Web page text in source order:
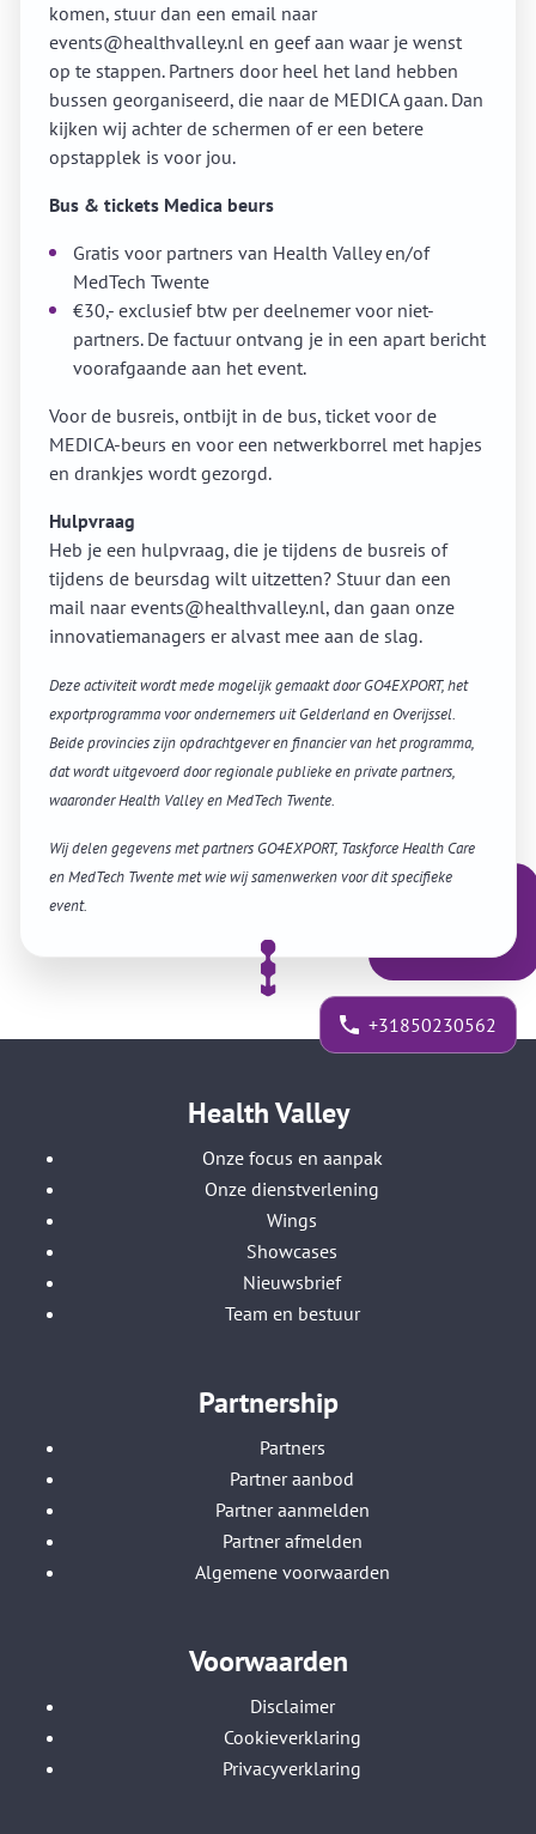
komen, stuur dan een email naar
events@healthvalley.nl en geef aan waar je wenst
op te stappen. Partners door heel het land hebben
bussen georganiseerd, die naar de MEDICA gaan. Dan
kijken wij achter de schermen of er een betere
opstapplek is voor jou.
Bus & tickets Medica beurs
Gratis voor partners van Health Valley en/of
MedTech Twente
€30,- exclusief btw per deelnemer voor niet-
partners. De factuur ontvang je in een apart bericht
voorafgaande aan het event.
Voor de busreis, ontbijt in de bus, ticket voor de
MEDICA-beurs en voor een netwerkborrel met hapjes
en drankjes wordt gezorgd.
Hulpvraag
Heb je een hulpvraag, die je tijdens de busreis of
tijdens de beursdag wilt uitzetten? Stuur dan een
mail naar events@healthvalley.nl, dan gaan onze
innovatiemanagers er alvast mee aan de slag.
Deze activiteit wordt mede mogelijk gemaakt door GO4EXPORT, het
exportprogramma voor ondernemers uit Gelderland en Overijssel.
Beide provincies zijn opdrachtgever en financier van het programma,
dat wordt uitgevoerd door regionale publieke en private partners,
waaronder Health Valley en MedTech Twente.
Wij delen gegevens met partners GO4EXPORT, Taskforce Health Care
en MedTech Twente met wie wij samenwerken voor dit specifieke
event.
+31850230562
Health Valley
Onze focus en aanpak
Onze dienstverlening
Wings
Showcases
Nieuwsbrief
Team en bestuur
Partnership
Partners
Partner aanbod
Partner aanmelden
Partner afmelden
Algemene voorwaarden
Voorwaarden
Disclaimer
Cookieverklaring
Privacyverklaring